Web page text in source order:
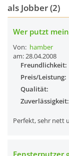
als Jobber (2)
Wer putzt
Von: hamber
am: 28.04.2008
Freundlichkeit:
Preis/Leistung:
Qualität:
Zuverlässigkeit:
Perfekt, sehr nett
Fensterputzer